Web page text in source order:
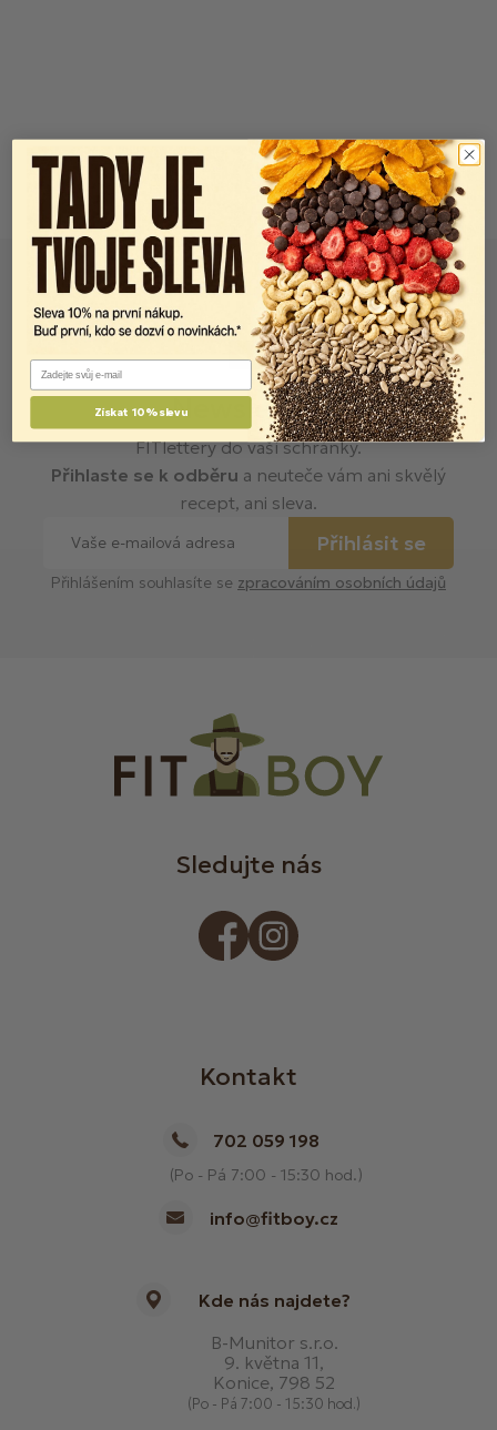
Newsletter
FITlettery do vaší schránky.
Přihlaste se k odběru a neuteče vám ani skvělý
recept, ani sleva.
Přihlásit se
Přihlášením souhlasíte se zpracováním osobních údajů
Sledujte nás
Kontakt
702 059 198
(Po - Pá 7:00 - 15:30 hod.)
info@fitboy.cz
Kde nás najdete?
B-Munitor s.r.o.
9. května 11,
Konice, 798 52
(Po - Pá 7:00 - 15:30 hod.)
Email
Získat 10% slevu